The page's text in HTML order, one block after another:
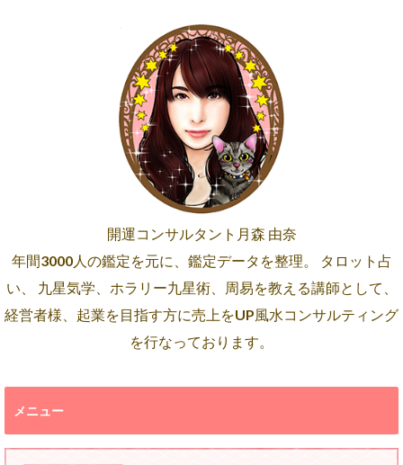
開運コンサルタント月森 由奈
年間3000人の鑑定を元に、鑑定データを整理。 タロット占
い、 九星気学、ホラリー九星術、周易を教える講師として、
経営者様、起業を目指す方に売上をUP風水コンサルティング
を行なっております。
メニュー